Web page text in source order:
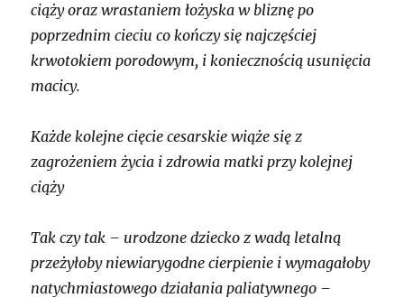
ciąży oraz wrastaniem łożyska w bliznę po
poprzednim cieciu co kończy się najczęściej
krwotokiem porodowym, i koniecznością usunięcia
macicy.
Każde kolejne cięcie cesarskie wiąże się z
zagrożeniem życia i zdrowia matki przy kolejnej
ciąży
Tak czy tak – urodzone dziecko z wadą letalną
przeżyłoby niewiarygodne cierpienie i wymagałoby
natychmiastowego działania paliatywnego –